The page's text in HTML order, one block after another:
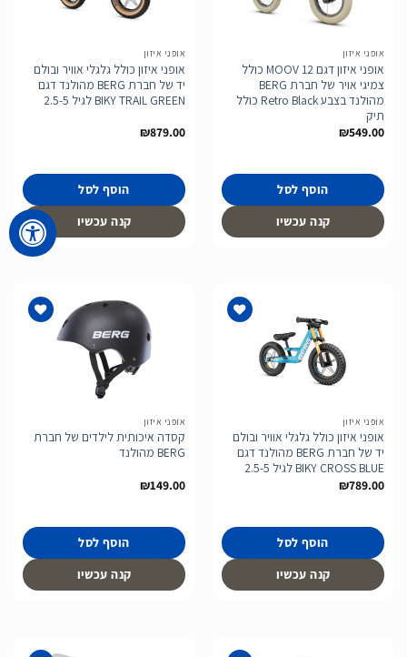
אופני איזון
אופני איזון דגם MOOV 12 כולל
צמיגי אויר של חברת BERG
מהולנד בצבע Retro Black כולל
תיק
₪549.00
הוסף לסל
קנה עכשיו
אופני איזון
אופני איזון כולל גלגלי אוויר ובולם
יד של חברת BERG מהולנד דגם
BIKY TRAIL GREEN לגיל 2.5-5
₪879.00
הוסף לסל
קנה עכשיו
אופני איזון
אופני איזון כולל גלגלי אוויר ובולם
יד של חברת BERG מהולנד דגם
BIKY CROSS BLUE לגיל 2.5-5
₪789.00
הוסף לסל
קנה עכשיו
אופני איזון
קסדה איכותית לילדים של חברת
BERG מהולנד
₪149.00
הוסף לסל
קנה עכשיו